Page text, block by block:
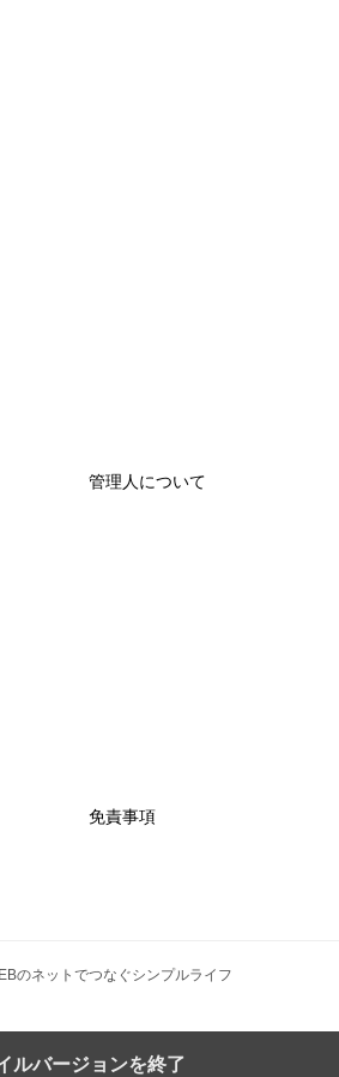
管理人について
免責事項
のネットでつなぐシンプルライフ
ルバージョンを終了